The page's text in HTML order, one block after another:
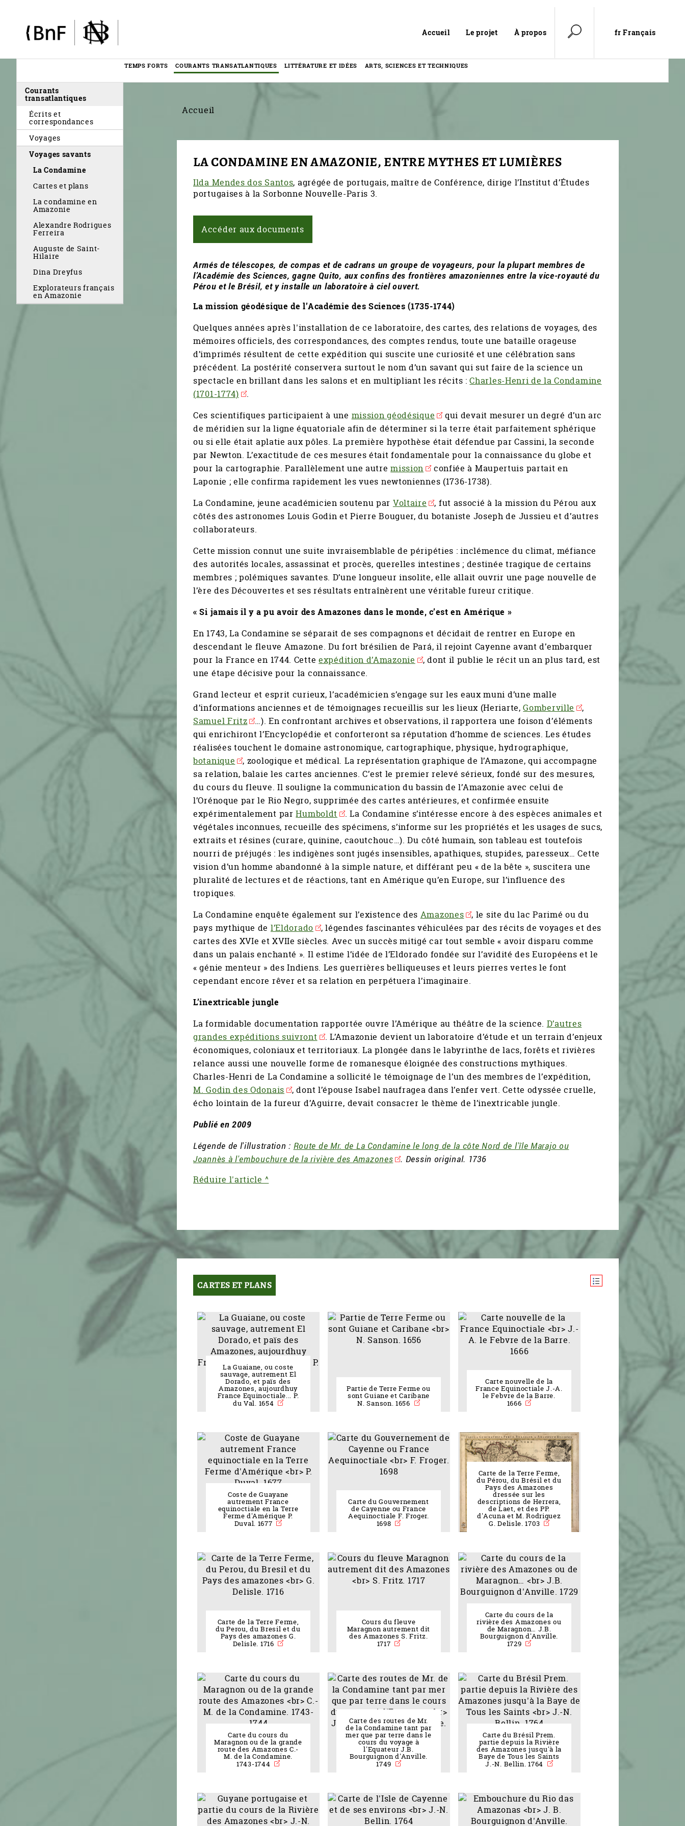
Accueil Le projet À propos fr Français
Menu
éditorial
TEMPS FORTS COURANTS TRANSATLANTIQUES LITTÉRATURE ET IDÉES ARTS, SCIENCES ET TECHNIQUES
Courants
transatlantiques
Écrits et
correspondances
Voyages
Voyages savants
La Condamine
Cartes et plans
La condamine en
Amazonie
Alexandre Rodrigues
Ferreira
Auguste de Saint-
Hilaire
Dina Dreyfus
Explorateurs français
en Amazonie
Accueil
LA CONDAMINE EN AMAZONIE, ENTRE MYTHES ET LUMIÈRES
Ilda Mendes dos Santos, agrégée de portugais, maître de Conférence, dirige l’Institut d’Études
portugaises à la Sorbonne Nouvelle-Paris 3.
Accéder aux documents
Armés de télescopes, de compas et de cadrans un groupe de voyageurs, pour la plupart membres de
l’Académie des Sciences, gagne Quito, aux confins des frontières amazoniennes entre la vice-royauté du
Pérou et le Brésil, et y installe un laboratoire à ciel ouvert.
La mission géodésique de l’Académie des Sciences (1735-1744)
Quelques années après l'installation de ce laboratoire, des cartes, des relations de voyages, des
mémoires officiels, des correspondances, des comptes rendus, toute une bataille orageuse
d’imprimés résultent de cette expédition qui suscite une curiosité et une célébration sans
précédent. La postérité conservera surtout le nom d’un savant qui sut faire de la science un
spectacle en brillant dans les salons et en multipliant les récits :Charles-Henri de la Condamine
(1701-1774)
.
Ces scientifiques participaient à une mission géodésique
qui devait mesurer un degré d’un arc
de méridien sur la ligne équatoriale afin de déterminer si la terre était parfaitement sphérique
ou si elle était aplatie aux pôles. La première hypothèse était défendue par Cassini, la seconde
par Newton. L’exactitude de ces mesures était fondamentale pour la connaissance du globe et
pour la cartographie. Parallèlement une autremission
confiée à Maupertuis partait en
Laponie ; elle confirma rapidement les vues newtoniennes (1736-1738).
La Condamine, jeune académicien soutenu par Voltaire
, fut associé à la mission du Pérou aux
côtés des astronomes Louis Godin et Pierre Bouguer, du botaniste Joseph de Jussieu et d’autres
collaborateurs.
Cette mission connut une suite invraisemblable de péripéties : inclémence du climat, méfiance
des autorités locales, assassinat et procès, querelles intestines ; destinée tragique de certains
membres ; polémiques savantes. D’une longueur insolite, elle allait ouvrir une page nouvelle de
l’ère des Découvertes et ses résultats entraînèrent une véritable fureur critique.
« Si jamais il y a pu avoir des Amazones dans le monde, c’est en Amérique »
En 1743, La Condamine se séparait de ses compagnons et décidait de rentrer en Europe en
descendant le fleuve Amazone. Du fort brésilien de Pará, il rejoint Cayenne avant d’embarquer
pour la France en 1744. Cette expédition d’Amazonie
, dont il publie le récit un an plus tard, est
une étape décisive pour la connaissance.
Grand lecteur et esprit curieux, l’académicien s’engage sur les eaux muni d’une malle
d’informations anciennes et de témoignages recueillis sur les lieux (Heriarte,Gomberville
,
Samuel Fritz
…). En confrontant archives et observations, il rapportera une foison d’éléments
qui enrichiront l’Encyclopédie et conforteront sa réputation d’homme de sciences. Les études
réalisées touchent le domaine astronomique, cartographique, physique, hydrographique,
botanique
, zoologique et médical. La représentation graphique de l’Amazone, qui accompagne
sa relation, balaie les cartes anciennes. C’est le premier relevé sérieux, fondé sur des mesures,
du cours du fleuve. Il souligne la communication du bassin de l’Amazonie avec celui de
l’Orénoque par le Rio Negro, supprimée des cartes antérieures, et confirmée ensuite
expérimentalement parHumboldt
. La Condamine s’intéresse encore à des espèces animales et
végétales inconnues, recueille des spécimens, s’informe sur les propriétés et les usages de sucs,
extraits et résines (curare, quinine, caoutchouc…). Du côté humain, son tableau est toutefois
nourri de préjugés : les indigènes sont jugés insensibles, apathiques, stupides, paresseux… Cette
vision d’un homme abandonné à la simple nature, et différant peu « de la bête », suscitera une
pluralité de lectures et de réactions, tant en Amérique qu’en Europe, sur l’influence des
tropiques.
La Condamine enquête également sur l’existence des Amazones
, le site du lac Parimé ou du
pays mythique de l’Eldorado
, légendes fascinantes véhiculées par des récits de voyages et des
cartes des XVIe et XVIIe siècles. Avec un succès mitigé car tout semble « avoir disparu comme
dans un palais enchanté ». Il estime l’idée de l’Eldorado fondée sur l’avidité des Européens et le
« génie menteur » des Indiens. Les guerrières belliqueuses et leurs pierres vertes le font
cependant encore rêver et sa relation en perpétuera l’imaginaire.
L’inextricable jungle
La formidable documentation rapportée ouvre l’Amérique au théâtre de la science. D’autres
grandes expéditions suivront
. L’Amazonie devient un laboratoire d’étude et un terrain d’enjeux
économiques, coloniaux et territoriaux. La plongée dans le labyrinthe de lacs, forêts et rivières
relance aussi une nouvelle forme de romanesque éloignée des constructions mythiques.
Charles-Henri de La Condamine a sollicité le témoignage de l’un des membres de l’expédition,
M. Godin des Odonais
, dont l’épouse Isabel naufragea dans l’enfer vert. Cette odyssée cruelle,
écho lointain de la fureur d’Aguirre, devait consacrer le thème de l’inextricable jungle.
Publié en 2009
Légende de l'illustration : Route de Mr. de La Condamine le long de la côte Nord de l'île Marajo ou
Joannès à l'embouchure de la rivière des Amazones
. Dessin original. 1736
Réduire l'article ^
CARTES ET PLANS
La Guaiane, ou coste
sauvage, autrement El
Dorado, et païs des
Amazones, aujourdhuy
France Equinoctiale... P.
du Val. 1654
Partie de Terre Ferme ou
sont Guiane et Caribane
N. Sanson. 1656
Carte nouvelle de la
France Equinoctiale J.-A.
le Febvre de la Barre.
1666
Coste de Guayane
autrement France
equinoctiale en la Terre
Ferme d'Amérique P.
Duval. 1677
Carte du Gouvernement
de Cayenne ou France
Aequinoctiale F. Froger.
1698
Carte de la Terre Ferme,
du Pérou, du Brésil et du
Pays des Amazones
dressée sur les
descriptions de Herrera,
de Laet, et des PP.
d'Acuna et M. Rodriguez
G. Delisle. 1703
Carte de la Terre Ferme,
du Perou, du Bresil et du
Pays des amazones G.
Delisle. 1716
Cours du fleuve
Maragnon autrement dit
des Amazones S. Fritz.
1717
Carte du cours de la
rivière des Amazones ou
de Maragnon… J.B.
Bourguignon d'Anville.
1729
Carte du cours du
Maragnon ou de la grande
route des Amazones C.-
M. de la Condamine.
1743-1744
Carte des routes de Mr.
de la Condamine tant par
mer que par terre dans le
cours du voyage à
l'Equateur J.B.
Bourguignon d'Anville.
1749
Carte du Brésil Prem.
partie depuis la Rivière
des Amazones jusqu'à la
Baye de Tous les Saints
J.-N. Bellin. 1764